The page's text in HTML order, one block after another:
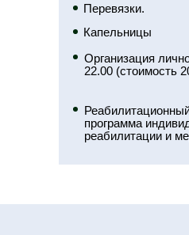
Организация
22.00 (стоимость
Перевязки.
Капельницы
программа
реабилитации и